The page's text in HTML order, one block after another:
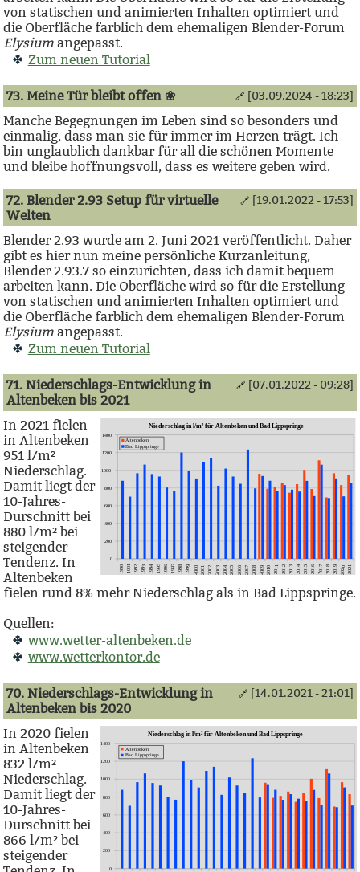
von statischen und animierten Inhalten optimiert und
die Oberfläche farblich dem ehemaligen Blender-Forum
Elysium angepasst.
Zum neuen Tutorial
🔗 [03.09.2024 - 18:23]
73. Meine Tür bleibt offen ❀
Manche Begegnungen im Leben sind so besonders und
einmalig, dass man sie für immer im Herzen trägt. Ich
bin unglaublich dankbar für all die schönen Momente
und bleibe hoffnungsvoll, dass es weitere geben wird.
🔗 [19.01.2022 - 17:53]
72. Blender 2.93 Setup für virtuelle
Welten
Blender 2.93 wurde am 2. Juni 2021 veröffentlicht. Daher
gibt es hier nun meine persönliche Kurzanleitung,
Blender 2.93.7 so einzurichten, dass ich damit bequem
arbeiten kann. Die Oberfläche wird so für die Erstellung
von statischen und animierten Inhalten optimiert und
die Oberfläche farblich dem ehemaligen Blender-Forum
Elysium angepasst.
Zum neuen Tutorial
🔗 [07.01.2022 - 09:28]
71. Niederschlags-Entwicklung in
Altenbeken bis 2021
In 2021 fielen
in Altenbeken
951 l/m²
Niederschlag.
Damit liegt der
10-Jahres-
Durschnitt bei
880 l/m² bei
steigender
Tendenz. In
Altenbeken
fielen rund 8% mehr Niederschlag als in Bad Lippspringe.
Quellen:
www.wetter-altenbeken.de
www.wetterkontor.de
🔗 [14.01.2021 - 21:01]
70. Niederschlags-Entwicklung in
Altenbeken bis 2020
In 2020 fielen
in Altenbeken
832 l/m²
Niederschlag.
Damit liegt der
10-Jahres-
Durschnitt bei
866 l/m² bei
steigender